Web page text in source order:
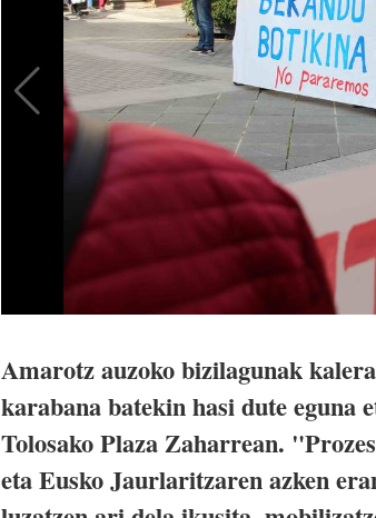
Amarotz auzoko bizilagunak
karabana batekin hasi dute eguna
Tolosako Plaza Zaharrean.
eta Eusko Jaurlaritzaren azken